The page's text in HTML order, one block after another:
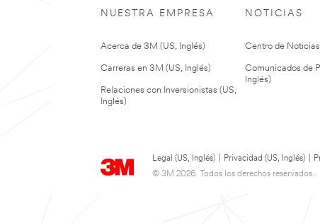
NUESTRA EMPRESA
Acerca de 3M (US, Inglés)
Carreras en 3M (US, Inglés)
Relaciones con Inversionistas (US,
Inglés)
NOTICIAS
Centro de Noticias
Comunicados de
Inglés)
Legal (US, Inglés) Privacidad (US, Inglés)
© 3M 2026. Todos los derechos reservados..